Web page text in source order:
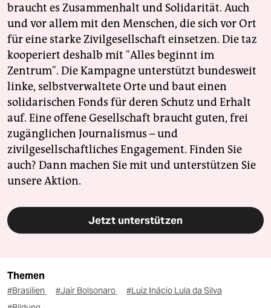
braucht es Zusammenhalt und Solidarität. Auch
und vor allem mit den Menschen, die sich vor Ort
für eine starke Zivilgesellschaft einsetzen. Die taz
kooperiert deshalb mit "Alles beginnt im
Zentrum". Die Kampagne unterstützt bundesweit
linke, selbstverwaltete Orte und baut einen
solidarischen Fonds für deren Schutz und Erhalt
auf. Eine offene Gesellschaft braucht guten, frei
zugänglichen Journalismus – und
zivilgesellschaftliches Engagement. Finden Sie
auch? Dann machen Sie mit und unterstützen Sie
unsere Aktion.
Jetzt unterstützen
Themen
#Brasilien #Jair Bolsonaro
#Luiz Inácio Lula da Silva